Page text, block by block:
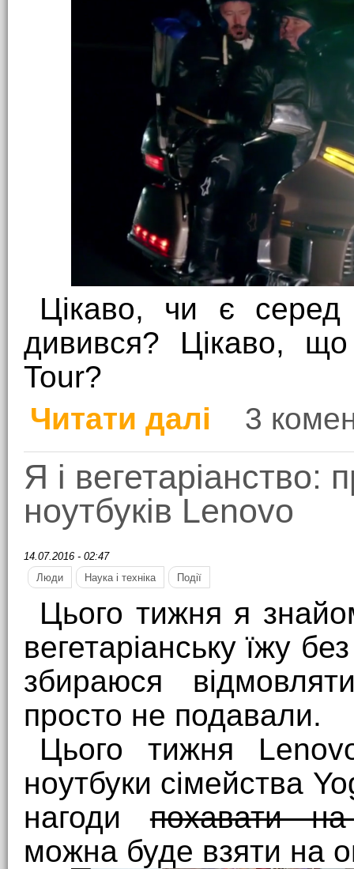
Цікаво, чи є серед
дивився? Цікаво,
Tour?
Читати далі
про Про новий Top
3
Я і вегетаріанство:
ноутбуків Lenovo
14.07.2016 - 02:47
Люди
Наука і техніка Події
Цього тижня я
вегетаріанську їжу
збираюся
просто не подавали.
Цього тижня
ноутбуки сімейства
нагодипохавати
можна буде взяти на